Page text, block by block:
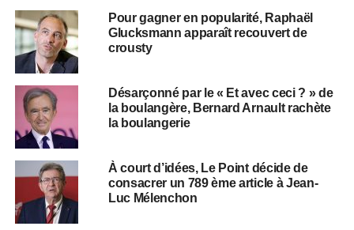
Pour gagner en popularité, Raphaël
Glucksmann apparaît recouvert de
crousty
Désarçonné par le « Et avec ceci ? » de
la boulangère, Bernard Arnault rachète
la boulangerie
À court d’idées, Le Point décide de
consacrer un 789 ème article à Jean-
Luc Mélenchon